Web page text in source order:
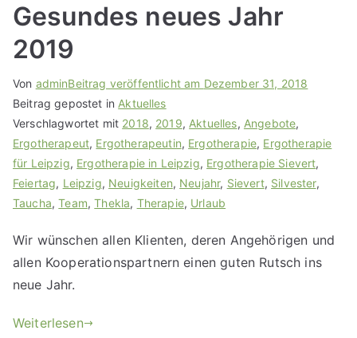
Gesundes neues Jahr
2019
Von adminBeitrag veröffentlicht am Dezember 31, 2018
Beitrag gepostet in Aktuelles
Verschlagwortet mit 2018, 2019, Aktuelles, Angebote,
Ergotherapeut, Ergotherapeutin, Ergotherapie, Ergotherapie
für Leipzig, Ergotherapie in Leipzig, Ergotherapie Sievert,
Feiertag, Leipzig, Neuigkeiten, Neujahr, Sievert, Silvester,
Taucha,Team,Thekla, Therapie, Urlaub
Wir wünschen allen Klienten, deren Angehörigen und
allen Kooperationspartnern einen guten Rutsch ins
neue Jahr.
Weiterlesen